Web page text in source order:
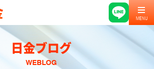
MENU
日金ブログ
WEBLOG